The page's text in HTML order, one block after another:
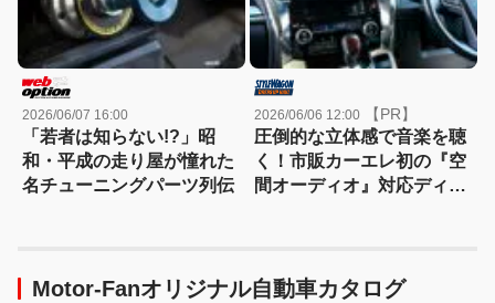
2026/06/07 16:00
「若者は知らない!?」昭
和・平成の走り屋が憧れた
名チューニングパーツ列伝
2026/06/06 12:00 【PR】
圧倒的な立体感で音楽を聴
く！市販カーエレ初の『空
間オーディオ』対応ディス
Motor-Fanオリジナル自動車カタログ